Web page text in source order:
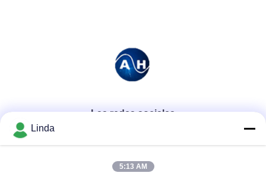
Las redes sociales
Contacto rápido
Linda
5:13 AM